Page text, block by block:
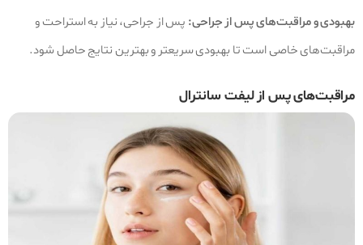
بهبودی و مراقبت‌های پس از جراحی: پس از جراحی، نیاز به استراحت و
مراقبت‌های خاصی است تا بهبودی سریعتر و بهترین نتایج حاصل شود.
مراقبت‌های پس از لیفت سانترال